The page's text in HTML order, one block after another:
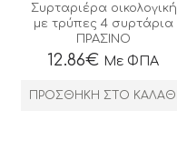
Συρταριέρα οικολογική
με τρύπες 4 συρτάρια
ΠΡΑΣΙΝΟ
12.86€ Με ΦΠΑ
ΠΡΟΣΘΉΚΗ ΣΤΟ ΚΑΛΆΘΙ